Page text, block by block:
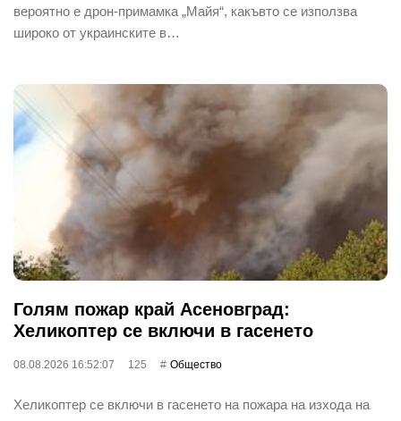
вероятно е дрон-примамка „Майя“, какъвто се използва
широко от украинските в…
Голям пожар край Асеновград:
Хеликоптер се включи в гасенето
08.08.2026 16:52:07 125 Общество
Хеликоптер се включи в гасенето на пожара на изхода на